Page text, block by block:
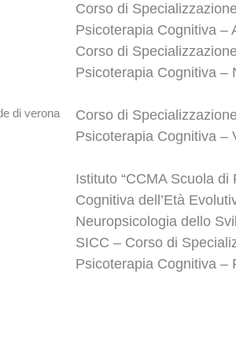
Corso di
Psicoterapia Cognitiva –
Corso di
Psicoterapia Cognitiva –
Corso di
Psicoterapia Cognitiva –
Istituto “CCMA Scuola di
Cognitiva dell’Età
Neuropsicologia dello
SICC – Corso di
Psicoterapia Cognitiva –